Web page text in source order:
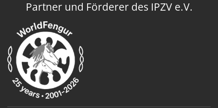
Partner und Förderer des IPZV e.V.